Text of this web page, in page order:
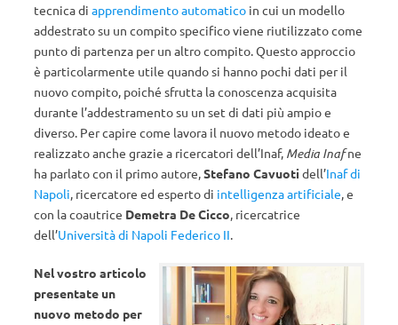
tecnica di apprendimento automatico in cui un modello
addestrato su un compito specifico viene riutilizzato come
punto di partenza per un altro compito. Questo approccio
è particolarmente utile quando si hanno pochi dati per il
nuovo compito, poiché sfrutta la conoscenza acquisita
durante l’addestramento su un set di dati più ampio e
diverso. Per capire come lavora il nuovo metodo ideato e
realizzato anche grazie a ricercatori dell’Inaf, Media Inafne
ha parlato con il primo autore,Stefano Cavuoti dell’Inaf di
Napoli, ricercatore ed esperto di intelligenza artificiale, e
con la coautrice Demetra De Cicco, ricercatrice
dell’Università di Napoli Federico II.
Nel vostro articolo
presentate un
nuovo metodo per